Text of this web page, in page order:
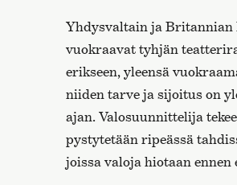
Yhdysvaltain ja Britannian
vuokraavat tyhjän
erikseen, yleensä
niiden tarve ja sijoitus on
ajan. Valosuunnittelija
pystytetään ripeässä
joissa valoja hiotaan ennen